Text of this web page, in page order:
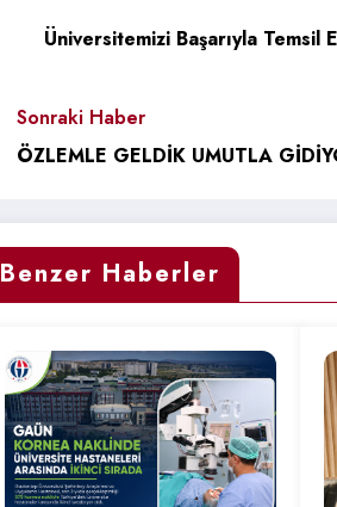
Üniversitemizi Başarıyla
Sonraki Haber
ÖZLEMLE GELDİK UMUTLA
Benzer Haberler